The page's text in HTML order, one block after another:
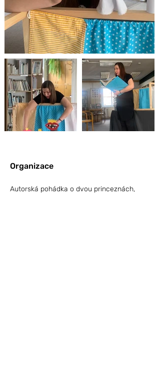
Organizace
Autorská pohádka o dvou princeznách,